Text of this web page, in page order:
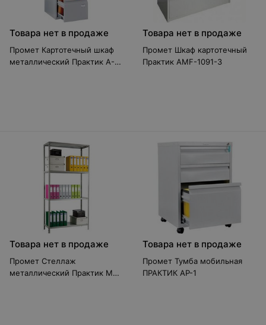
Товара нет в продаже
Промет Картотечный шкаф
металлический Практик A-
Товара нет в продаже
Промет Шкаф картотечный
Практик AMF-1091-3
Товара нет в продаже
Промет Стеллаж
металлический Практик MS
Товара нет в продаже
Промет Тумба мобильная
ПРАКТИК AP-1